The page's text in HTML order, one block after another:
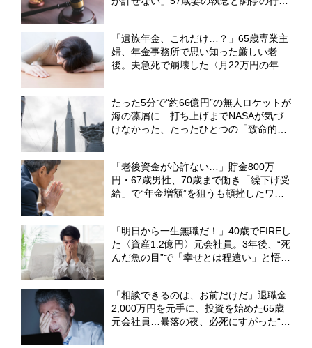
「遺族年金、これだけ…？」65歳専業主
婦、年金事務所で思い知った厳しい老
後。夫急死で崩壊した〈月22万円の年金
たった5分で“約66億円”の無人ロケットが
海の藻屑に…打ち上げまでNASAが気づ
けなかった、たったひとつの「致命的な
「老後資金が心許ない…」貯金800万
円・67歳男性、70歳まで働き「繰下げ受
給」で“年金増額”を狙うも頓挫したワケ
「明日から一生無職だ！」40歳でFIREし
た〈資産1.2億円〉元会社員。3年後、“死
んだ魚の目”で「幸せとは程遠い」と悟っ
「相談できるのは、お前だけだ」退職金
2,000万円を元手に、投資を始めた65歳
元会社員…暴落の夜、必死にすがった“ま